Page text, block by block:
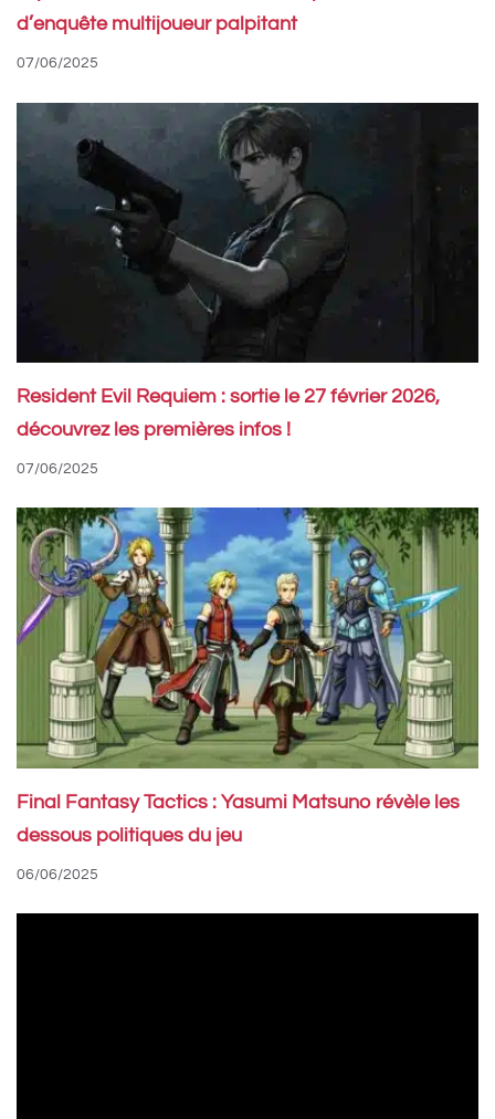
d’enquête multijoueur palpitant
07/06/2025
Resident Evil Requiem : sortie le 27 février 2026,
découvrez les premières infos !
07/06/2025
Final Fantasy Tactics : Yasumi Matsuno révèle les
dessous politiques du jeu
06/06/2025